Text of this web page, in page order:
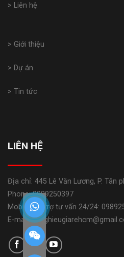
> Liên hệ
> Giới thiệu
> Dự án
> Tin tức
LIÊN HỆ
Địa chỉ: 445 Lê Văn Lương, P. Tân
Phone: 0989250397
Mobile: Hỗ trợ tư vấn 24/24:
E-mail: